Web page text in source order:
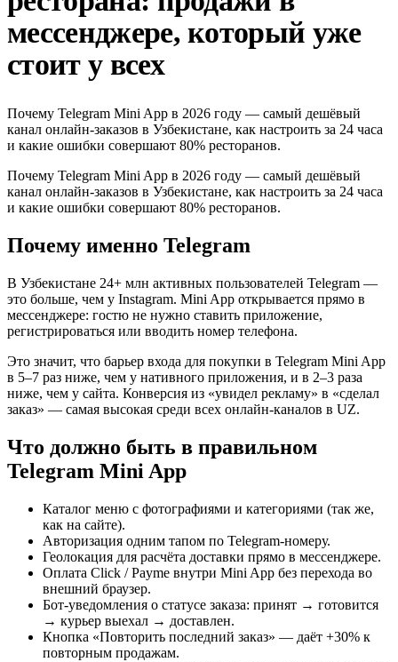
мессенджере, который уже
стоит у всех
Почему Telegram Mini App в 2026 году — самый дешёвый
канал онлайн-заказов в Узбекистане, как настроить за 24 часа
и какие ошибки совершают 80% ресторанов.
Почему Telegram Mini App в 2026 году — самый дешёвый
канал онлайн-заказов в Узбекистане, как настроить за 24 часа
и какие ошибки совершают 80% ресторанов.
Почему именно Telegram
В Узбекистане 24+ млн активных пользователей Telegram —
это больше, чем у Instagram. Mini App открывается прямо в
мессенджере: гостю не нужно ставить приложение,
регистрироваться или вводить номер телефона.
Это значит, что барьер входа для покупки в Telegram Mini App
в 5–7 раз ниже, чем у нативного приложения, и в 2–3 раза
ниже, чем у сайта. Конверсия из «увидел рекламу» в «сделал
заказ» — самая высокая среди всех онлайн-каналов в UZ.
Что должно быть в правильном
Telegram Mini App
Каталог меню с фотографиями и категориями (так же,
как на сайте).
Авторизация одним тапом по Telegram-номеру.
Геолокация для расчёта доставки прямо в мессенджере.
Оплата Click / Payme внутри Mini App без перехода во
внешний браузер.
Бот-уведомления о статусе заказа: принят → готовится
→ курьер выехал → доставлен.
Кнопка «Повторить последний заказ» — даёт +30% к
повторным продажам.